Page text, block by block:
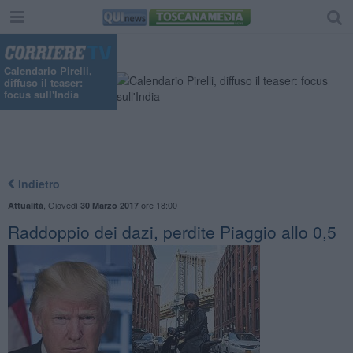
Calendario Pirelli,
diffuso il teaser:
focus sull'India
Indietro
Attualità Giovedì 30 Marzo 2017ore 18:00
Raddoppio dei dazi, perdite Piaggio allo 0,5